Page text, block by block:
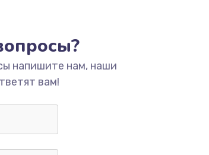
напишите нам, наши
вам!